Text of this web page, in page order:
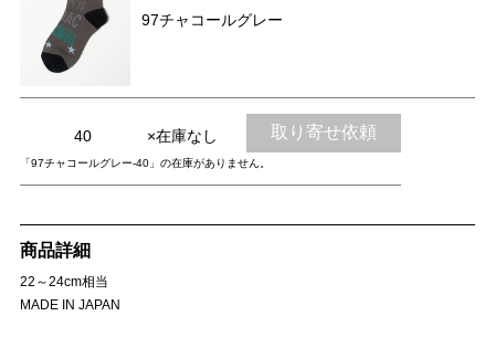
97チャコールグレー
40 ×在庫なし 取り寄せ依頼
「97チャコールグレー-40」の在庫がありません。
商品詳細
22～24cm相当
MADE IN JAPAN